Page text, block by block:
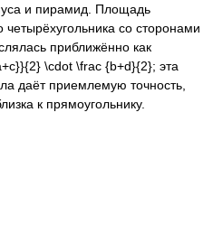
и пирамид. Площадь
четырёхугольника со сторонами
приближённо как
; эта
даёт приемлемую точность,
к прямоугольнику.